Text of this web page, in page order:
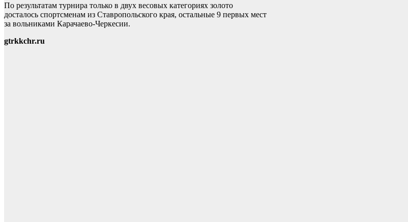
По результатам турнира только в двух весовых категориях золото
досталось спортсменам из Ставропольского края, остальные 9 первых мест
за вольниками Карачаево-Черкесии.
gtrkkchr.ru